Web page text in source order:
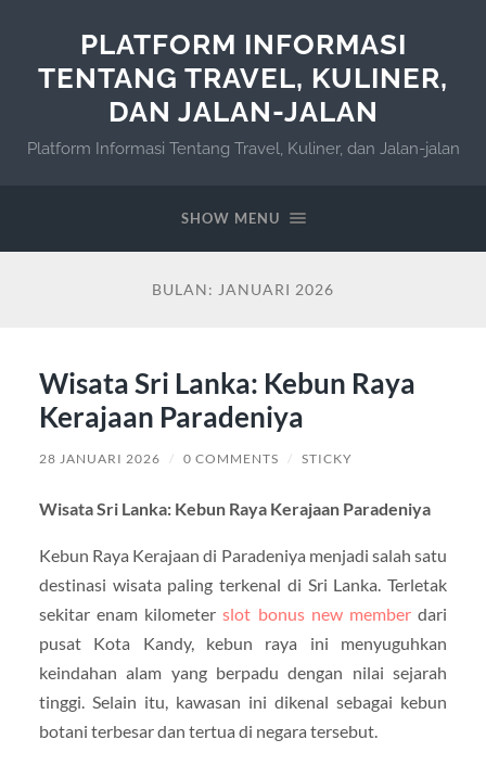
PLATFORM INFORMASI
TENTANG TRAVEL, KULINER,
DAN JALAN-JALAN
Platform Informasi Tentang Travel, Kuliner, dan Jalan-jalan
SHOW MENU
BULAN: JANUARI 2026
Wisata Sri Lanka: Kebun Raya
Kerajaan Paradeniya
28 JANUARI 2026 / 0 COMMENTS / STICKY
Wisata Sri Lanka: Kebun Raya Kerajaan Paradeniya
Kebun Raya Kerajaan di Paradeniya menjadi salah satu
destinasi wisata paling terkenal di Sri Lanka. Terletak
sekitar enam kilometerslot bonus new memberdari
pusat Kota Kandy, kebun raya ini menyuguhkan
keindahan alam yang berpadu dengan nilai sejarah
tinggi. Selain itu, kawasan ini dikenal sebagai kebun
botani terbesar dan tertua di negara tersebut.